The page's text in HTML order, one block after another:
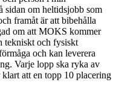
sidan om heltidsjobb som
framåt är att bibehålla
om att MOKS kommer
tekniskt och fysiskt
och kan leverera
Varje lopp ska ryka av
att en topp 10 placering